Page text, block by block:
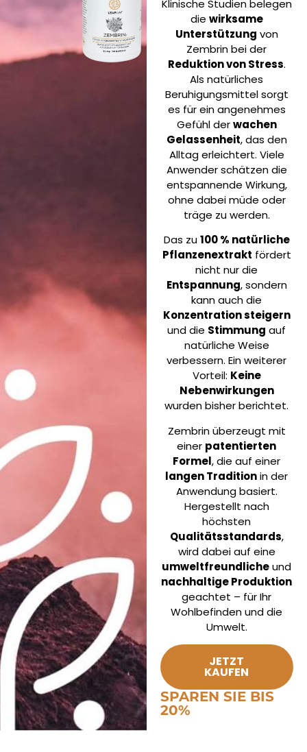
Klinische Studien belegen
die wirksame
Unterstützung von
Zembrin bei der
Reduktion von Stress.
Als natürliches
Beruhigungsmittel sorgt
es für ein angenehmes
Gefühl derwachen
Gelassenheit, das den
Alltag erleichtert. Viele
Anwender schätzen die
entspannende Wirkung,
ohne dabei müde oder
träge zu werden.
Das zu100 % natürliche
Pflanzenextrakt fördert
nicht nur die
Entspannung, sondern
kann auch die
Konzentration steigern
und die Stimmung auf
natürliche Weise
verbessern. Ein weiterer
Vorteil: Keine
Nebenwirkungen
wurden bisher berichtet.
Zembrin überzeugt mit
einer patentierten
Formel, die auf einer
langen Traditionin der
Anwendung basiert.
Hergestellt nach
höchsten
Qualitätsstandards,
wird dabei auf eine
umweltfreundlicheund
nachhaltige Produktion
geachtet – für Ihr
Wohlbefinden und die
Umwelt.
JETZT
KAUFEN
SPAREN SIE BIS
20%